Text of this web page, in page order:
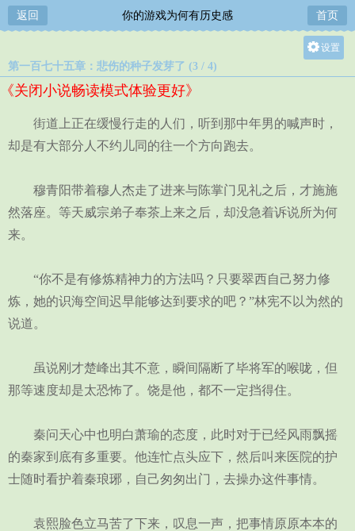
返回 你的游戏为何有历史感 首页
设置
中
第一百七十五章：悲伤的种子发芽了 (3 / 4)
《关闭小说畅读模式体验更好》
街道上正在缓慢行走的人们，听到那中年男的喊声时，
却是有大部分人不约儿同的往一个方向跑去。
穆青阳带着穆人杰走了进来与陈掌门见礼之后，才施施
然落座。等天威宗弟子奉茶上来之后，却没急着诉说所为何
来。
“你不是有修炼精神力的方法吗？只要翠西自己努力修
炼，她的识海空间迟早能够达到要求的吧？”林宪不以为然的
说道。
虽说刚才楚峰出其不意，瞬间隔断了毕将军的喉咙，但
那等速度却是太恐怖了。饶是他，都不一定挡得住。
秦问天心中也明白萧瑜的态度，此时对于已经风雨飘摇
的秦家到底有多重要。他连忙点头应下，然后叫来医院的护
士随时看护着秦琅琊，自己匆匆出门，去操办这件事情。
袁熙脸色立马苦了下来，叹息一声，把事情原原本本的